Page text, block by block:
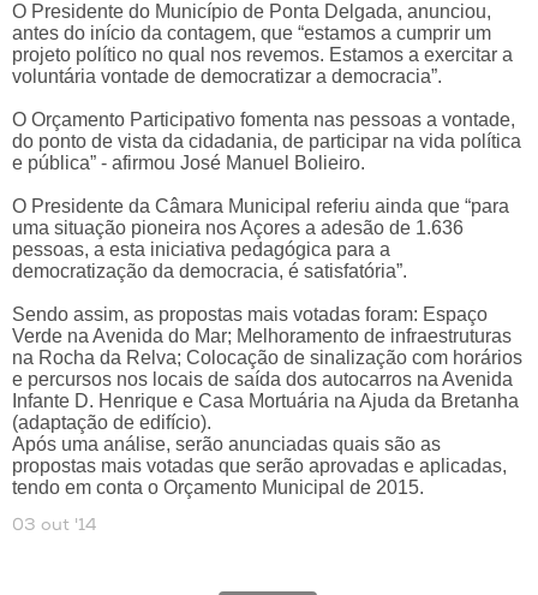
O Presidente do Município de Ponta Delgada, anunciou,
antes do início da contagem, que “estamos a cumprir um
projeto político no qual nos revemos. Estamos a exercitar a
voluntária vontade de democratizar a democracia”.
O Orçamento Participativo fomenta nas pessoas a vontade,
do ponto de vista da cidadania, de participar na vida política
e pública” - afirmou José Manuel Bolieiro.
O Presidente da Câmara Municipal referiu ainda que “para
uma situação pioneira nos Açores a adesão de 1.636
pessoas, a esta iniciativa pedagógica para a
democratização da democracia, é satisfatória”.
Sendo assim, as propostas mais votadas foram: Espaço
Verde na Avenida do Mar; Melhoramento de infraestruturas
na Rocha da Relva; Colocação de sinalização com horários
e percursos nos locais de saída dos autocarros na Avenida
Infante D. Henrique e Casa Mortuária na Ajuda da Bretanha
(adaptação de edifício).
Após uma análise, serão anunciadas quais são as
propostas mais votadas que serão aprovadas e aplicadas,
tendo em conta o Orçamento Municipal de 2015.
03 out '14